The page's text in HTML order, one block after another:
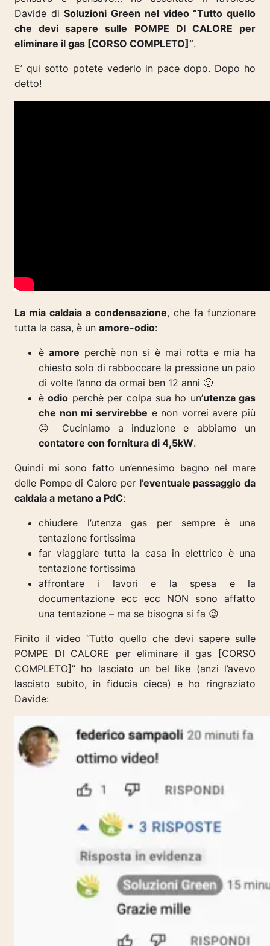
Davide diSoluzioni Green nel video “Tutto quello
che devi sapere sulle POMPE DI CALORE per
eliminare il gas [CORSO COMPLETO]”.
E’ qui sotto potete vederlo in pace dopo. Dopo ho
detto!
La mia caldaia a condensazione, che fa funzionare
tutta la casa, è un amore-odio:
èamore perchè non si è mai rotta e mia ha
chiesto solo di rabboccare la pressione un paio
di volte l’anno da ormai ben 12 anni 🙂
èodio perchè per colpa sua ho un’utenza gas
che non mi servirebbe e non vorrei avere più
😐 Cuciniamo a induzione e abbiamo un
contatore con fornitura di 4,5kW.
Quindi mi sono fatto un’ennesimo bagno nel mare
delle Pompe di Calore per l’eventuale passaggio da
caldaia a metano a PdC:
chiudere l’utenza gas per sempre è una
tentazione fortissima
far viaggiare tutta la casa in elettrico è una
tentazione fortissima
affrontare i lavori e la spesa e la
documentazione ecc ecc NON sono affatto
una tentazione – ma se bisogna si fa 😉
Finito il video “Tutto quello che devi sapere sulle
POMPE DI CALORE per eliminare il gas [CORSO
COMPLETO]” ho lasciato un bel like (anzi l’avevo
lasciato subito, in fiducia cieca) e ho ringraziato
Davide: